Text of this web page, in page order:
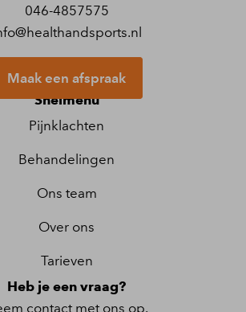
046-4857575
Maak een afspraak
Snelmenu
Pijnklachten
Behandelingen
Ons team
Over ons
Tarieven
Heb je een vraag?
contact met ons op.